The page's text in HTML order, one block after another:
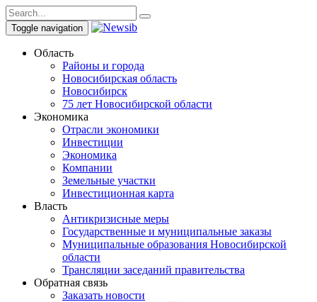
Toggle navigation
Область
Районы и города
Новосибирская область
Новосибирск
75 лет Новосибирской области
Экономика
Отрасли экономики
Инвестиции
Экономика
Компании
Земельные участки
Инвестиционная карта
Власть
Антикризисные меры
Государственные и муниципальные заказы
Муниципальные образования Новосибирской
области
Трансляции заседаний правительства
Обратная связь
Заказать новости